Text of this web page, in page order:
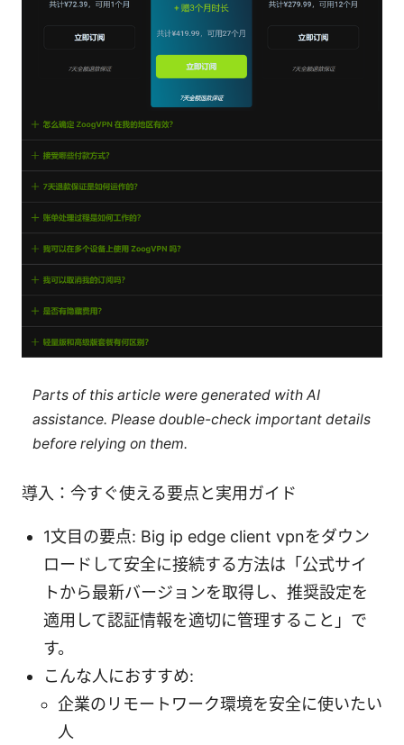
Parts of this article were generated with AI
assistance. Please double-check important details
before relying on them.
導入：今すぐ使える要点と実用ガイド
1文目の要点: Big ip edge client vpnをダウン
ロードして安全に接続する方法は「公式サイ
トから最新バージョンを取得し、推奨設定を
適用して認証情報を適切に管理すること」で
す。
こんな人におすすめ:
企業のリモートワーク環境を安全に使いたい
人